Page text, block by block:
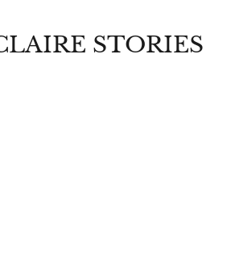
STORIES